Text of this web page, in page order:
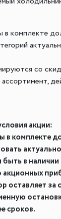
в комплекте
со
акции:
в комплекте
в
акционных
оставляет за
сроков.